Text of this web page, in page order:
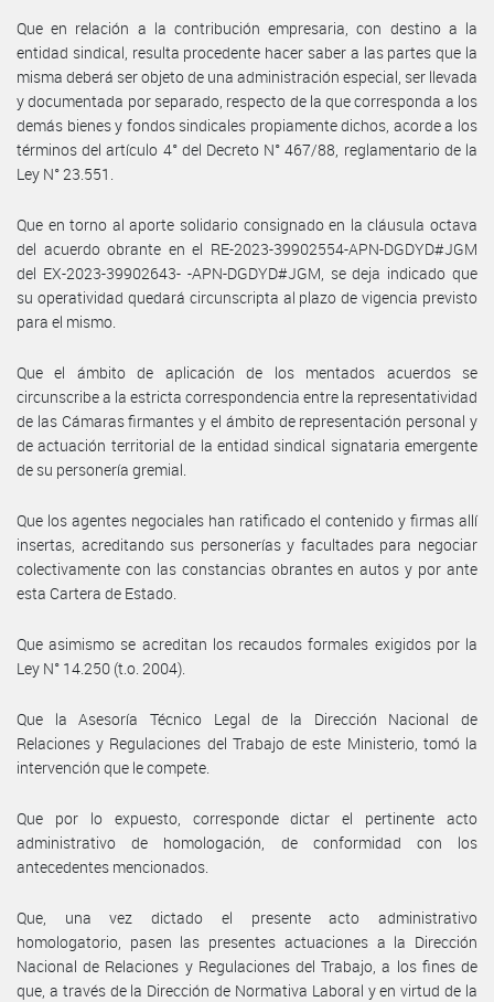
Que en relación a la contribución empresaria, con destino a la
entidad sindical, resulta procedente hacer saber a las partes que la
misma deberá ser objeto de una administración especial, ser llevada
y documentada por separado, respecto de la que corresponda a los
demás bienes y fondos sindicales propiamente dichos, acorde a los
términos del artículo 4° del Decreto N° 467/88, reglamentario de la
Ley N° 23.551.
Que en torno al aporte solidario consignado en la cláusula octava
del acuerdo obrante en el RE-2023-39902554-APN-DGDYD#JGM
del EX-2023-39902643- -APN-DGDYD#JGM, se deja indicado que
su operatividad quedará circunscripta al plazo de vigencia previsto
para el mismo.
Que el ámbito de aplicación de los mentados acuerdos se
circunscribe a la estricta correspondencia entre la representatividad
de las Cámaras firmantes y el ámbito de representación personal y
de actuación territorial de la entidad sindical signataria emergente
de su personería gremial.
Que los agentes negociales han ratificado el contenido y firmas allí
insertas, acreditando sus personerías y facultades para negociar
colectivamente con las constancias obrantes en autos y por ante
esta Cartera de Estado.
Que asimismo se acreditan los recaudos formales exigidos por la
Ley N° 14.250 (t.o. 2004).
Que la Asesoría Técnico Legal de la Dirección Nacional de
Relaciones y Regulaciones del Trabajo de este Ministerio, tomó la
intervención que le compete.
Que por lo expuesto, corresponde dictar el pertinente acto
administrativo de homologación, de conformidad con los
antecedentes mencionados.
Que, una vez dictado el presente acto administrativo
homologatorio, pasen las presentes actuaciones a la Dirección
Nacional de Relaciones y Regulaciones del Trabajo, a los fines de
que, a través de la Dirección de Normativa Laboral y en virtud de la